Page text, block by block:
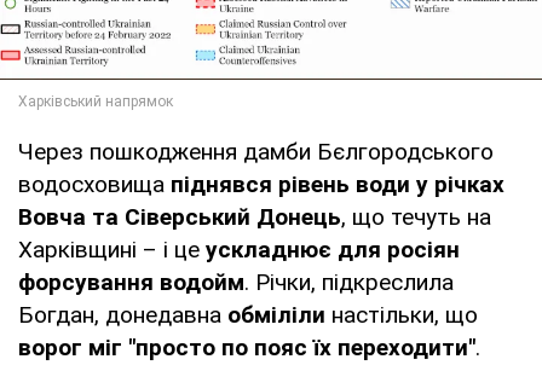
Через пошкодження дамби Бєлгородського
водосховища піднявся рівень води у річках
Вовча та Сіверський Донець, що течуть на
Харківщині – і це ускладнює для росіян
форсування водойм. Річки, підкреслила
Богдан, донедавна обміліли настільки, що
ворог міг "просто по пояс їх переходити".